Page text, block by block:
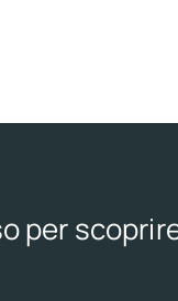
per